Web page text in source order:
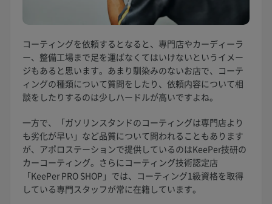
コーティングを依頼するとなると、専門店やカーディーラ
ー、整備工場まで足を運ばなくてはいけないというイメー
ジもあると思います。あまり馴染みのないお店で、コーテ
ィングの種類について質問をしたり、依頼内容について相
談をしたりするのは少しハードルが高いですよね。
一方で、「ガソリンスタンドのコーティングは専門店より
も劣化が早い」など品質について問われることもあります
が、アポロステーションで提供しているのはKeePer技研の
カーコーティング。さらにコーティング技術認定店
「KeePer PRO SHOP」では、コーティング1級資格を取得
している専門スタッフが常に在籍しています。